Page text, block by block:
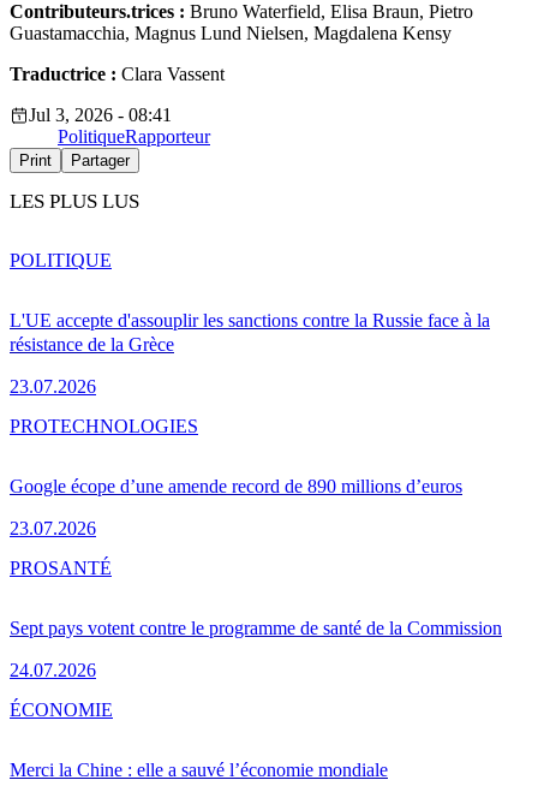
Contributeurs.trices : Bruno Waterfield, Elisa Braun, Pietro
Guastamacchia, Magnus Lund Nielsen, Magdalena Kensy
Traductrice : Clara Vassent
Jul 3, 2026 - 08:41
PolitiqueRapporteur
Print Partager
LES PLUS LUS
L'UE accepte d'assouplir les sanctions contre la Russie face à la
résistance de la Grèce
23.07.2026
POLITIQUE
Google écope d’une amende record de 890 millions d’euros
23.07.2026
PROTECHNOLOGIES
Sept pays votent contre le programme de santé de la Commission
24.07.2026
PROSANTÉ
Merci la Chine : elle a sauvé l’économie mondiale
ÉCONOMIE